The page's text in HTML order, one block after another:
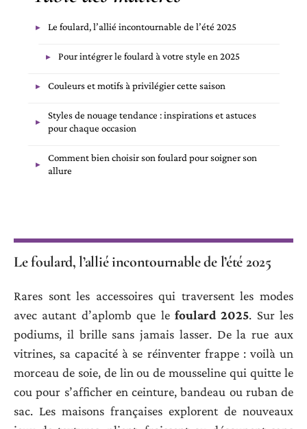
Le foulard, l’allié incontournable de l’été 2025
Pour intégrer le foulard à votre style en 2025
Couleurs et motifs à privilégier cette saison
Styles de nouage tendance : inspirations et astuces
pour chaque occasion
Comment bien choisir son foulard pour soigner son
allure
Le foulard, l’allié incontournable de l’été 2025
Rares sont les accessoires qui traversent les modes
avec autant d’aplomb que le foulard 2025. Sur les
podiums, il brille sans jamais lasser. De la rue aux
vitrines, sa capacité à se réinventer frappe : voilà un
morceau de soie, de lin ou de mousseline qui quitte le
cou pour s’afficher en ceinture, bandeau ou ruban de
sac. Les maisons françaises explorent de nouveaux